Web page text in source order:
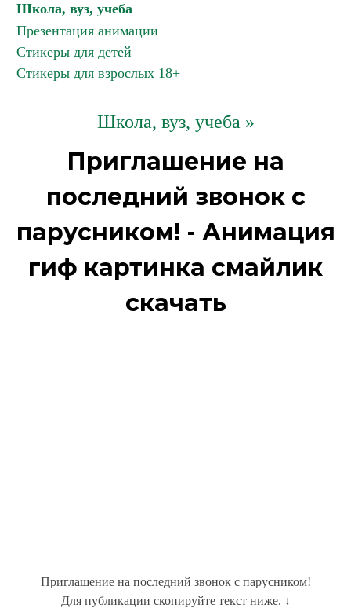
Школа, вуз, учеба
Презентация анимации
Стикеры для детей
Стикеры для взрослых 18+
Школа, вуз, учеба »
Приглашение на
последний звонок с
парусником! - Анимация
гиф картинка смайлик
скачать
Приглашение на последний звонок с парусником!
Для публикации скопируйте текст ниже. ↓